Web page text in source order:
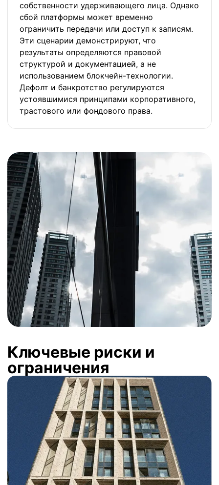
собственности удерживающего лица. Однако
сбой платформы может временно
ограничить передачи или доступ к записям.
Эти сценарии демонстрируют, что
результаты определяются правовой
структурой и документацией, а не
использованием блокчейн-технологии.
Дефолт и банкротство регулируются
устоявшимися принципами корпоративного,
трастового или фондового права.
Ключевые риски и
ограничения